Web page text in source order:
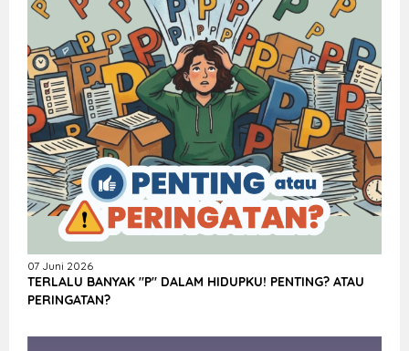
07 Juni 2026
TERLALU BANYAK "P" DALAM HIDUPKU! PENTING? ATAU
PERINGATAN?